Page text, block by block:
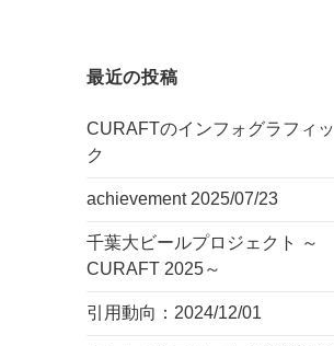
最近の投稿
CURAFTのインフォグラフィッ
ク
achievement 2025/07/23
千葉大ビールプロジェクト ～
CURAFT 2025～
引用動向：2024/12/01